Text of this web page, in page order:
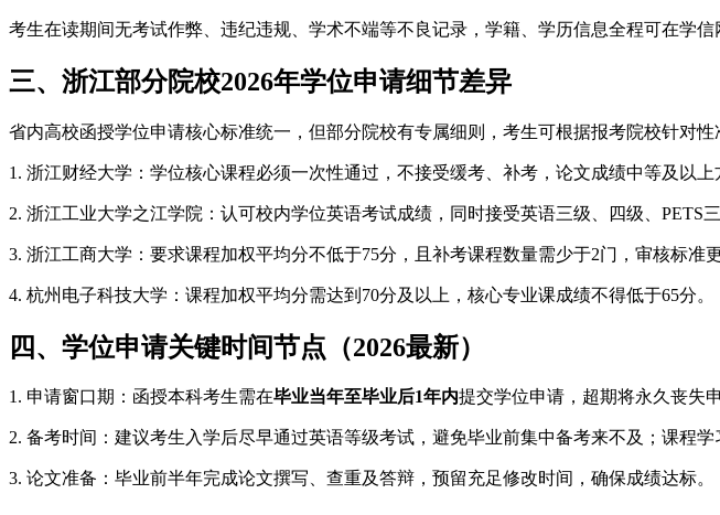
考生在读期间无考试作弊、违纪违规、学术不端等不良记录，学籍、学历信息全程可在学
三、浙江部分院校2026年学位申请细节差异
省内高校函授学位申请核心标准统一，但部分院校有专属细则，考生可根据报考院校针对性
1. 浙江财经大学：学位核心课程必须一次性通过，不接受缓考、补考，论文成绩中等及以上
2. 浙江工业大学之江学院：认可校内学位英语考试成绩，同时接受英语三级、四级、PETS
3. 浙江工商大学：要求课程加权平均分不低于75分，且补考课程数量需少于2门，审核标准
4. 杭州电子科技大学：课程加权平均分需达到70分及以上，核心专业课成绩不得低于65分。
四、学位申请关键时间节点（2026最新）
1. 申请窗口期：函授本科考生需在毕业当年至毕业后1年内提交学位申请，超期将永久丧失
2. 备考时间：建议考生入学后尽早通过英语等级考试，避免毕业前集中备考来不及；课程学
3. 论文准备：毕业前半年完成论文撰写、查重及答辩，预留充足修改时间，确保成绩达标。